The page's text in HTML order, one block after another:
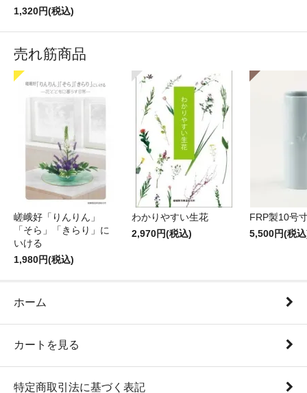
1,320円(税込)
売れ筋商品
嵯峨好「りんりん」
「そら」「きらり」に
いける
1,980円(税込)
わかりやすい生花
2,970円(税込)
FRP製10号
5,500円(税
ホーム
カートを見る
特定商取引法に基づく表記